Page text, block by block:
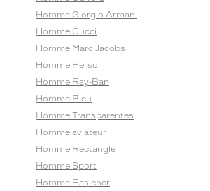
Homme Giorgio Armani
Homme Gucci
Homme Marc Jacobs
Homme Persol
Homme Ray-Ban
Homme Bleu
Homme Transparentes
Homme aviateur
Homme Rectangle
Homme Sport
Homme Pas cher